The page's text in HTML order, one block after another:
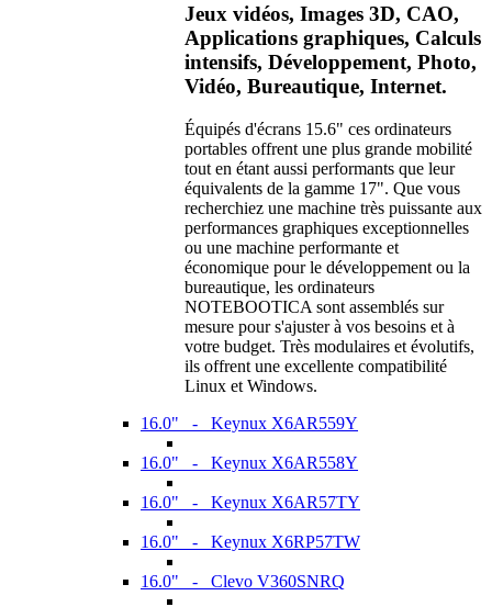
Jeux vidéos, Images 3D, CAO,
Applications graphiques, Calculs
intensifs, Développement, Photo,
Vidéo, Bureautique, Internet.
Équipés d'écrans 15.6" ces ordinateurs
portables offrent une plus grande mobilité
tout en étant aussi performants que leur
équivalents de la gamme 17". Que vous
recherchiez une machine très puissante aux
performances graphiques exceptionnelles
ou une machine performante et
économique pour le développement ou la
bureautique, les ordinateurs
NOTEBOOTICA sont assemblés sur
mesure pour s'ajuster à vos besoins et à
votre budget. Très modulaires et évolutifs,
ils offrent une excellente compatibilité
Linux et Windows.
16.0" - Keynux X6AR559Y
16.0" - Keynux X6AR558Y
16.0" - Keynux X6AR57TY
16.0" - Keynux X6RP57TW
16.0" - Clevo V360SNRQ